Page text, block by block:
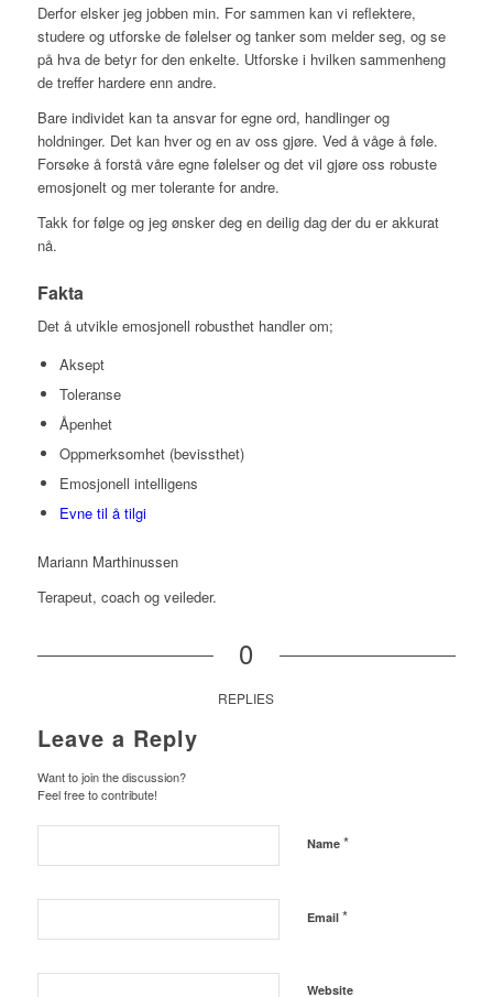
Derfor elsker jeg jobben min. For sammen kan vi reflektere,
studere og utforske de følelser og tanker som melder seg, og se
på hva de betyr for den enkelte. Utforske i hvilken sammenheng
de treffer hardere enn andre.
Bare individet kan ta ansvar for egne ord, handlinger og
holdninger. Det kan hver og en av oss gjøre. Ved å våge å føle.
Forsøke å forstå våre egne følelser og det vil gjøre oss robuste
emosjonelt og mer tolerante for andre.
Takk for følge og jeg ønsker deg en deilig dag der du er akkurat
nå.
Fakta
Det å utvikle emosjonell robusthet handler om;
Aksept
Toleranse
Åpenhet
Oppmerksomhet (bevissthet)
Emosjonell intelligens
Evne til å tilgi
Mariann Marthinussen
Terapeut, coach og veileder.
0
REPLIES
Leave a Reply
Want to join the discussion?
Feel free to contribute!
Name *
Email *
Website